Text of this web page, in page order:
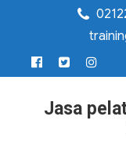
Jasa